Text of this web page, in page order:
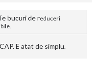
bucuri de reduceri
E atat de simplu.